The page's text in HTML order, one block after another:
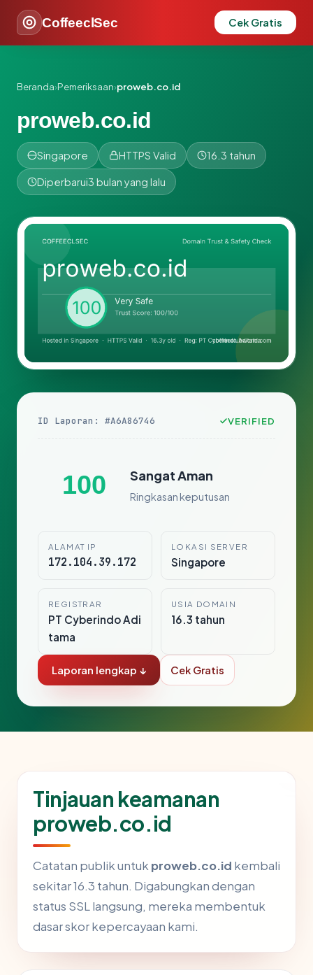
CoffeeclSec Cek Gratis
Beranda›Pemeriksaan›proweb.co.id
proweb.co.id
Singapore HTTPS Valid 16.3 tahun
Diperbarui3 bulan yang lalu
ID Laporan: #A6A86746 VERIFIED
100 Sangat Aman
Ringkasan keputusan
ALAMAT IP
172.104.39.172
LOKASI SERVER
Singapore
REGISTRAR
PT Cyberindo Adi
tama
USIA DOMAIN
16.3 tahun
Laporan lengkap ↓ Cek Gratis
Tinjauan keamanan
proweb.co.id
Catatan publik untukproweb.co.id kembali
sekitar 16.3 tahun. Digabungkan dengan
status SSL langsung, mereka membentuk
dasar skor kepercayaan kami.